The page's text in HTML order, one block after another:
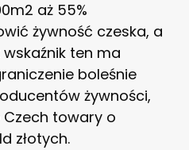
aż 55%
żywność czeska, a
ten ma
boleśnie
żywności,
towary o
złotych.